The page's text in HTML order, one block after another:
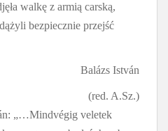
walkę z armią carską,
bezpiecznie przejść
Balázs István
(red. A.Sz.)
„…Mindvégig veletek